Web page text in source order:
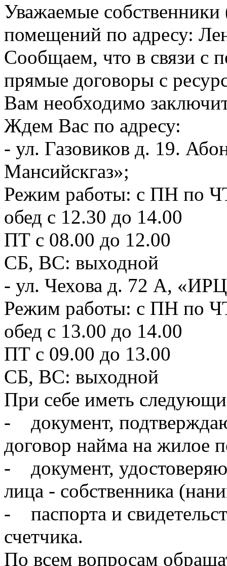
Уважаемые
помещений по адресу:
Сообщаем, что в связи с
прямые договоры с
Вам необходимо
Ждем Вас по адресу:
- ул. Газовиков д. 19.
Мансийскгаз»;
Режим работы: с ПН по
обед с 12.30 до 14.00
ПТ с 08.00 до 12.00
СБ, ВС: выходной
- ул. Чехова д. 72 А,
Режим работы: с ПН по
обед с 13.00 до 14.00
ПТ с 09.00 до 13.00
СБ, ВС: выходной
При себе иметь
- документ,
договор найма на жилое
- документ,
лица - собственника
- паспорта и
счетчика.
По всем вопросам